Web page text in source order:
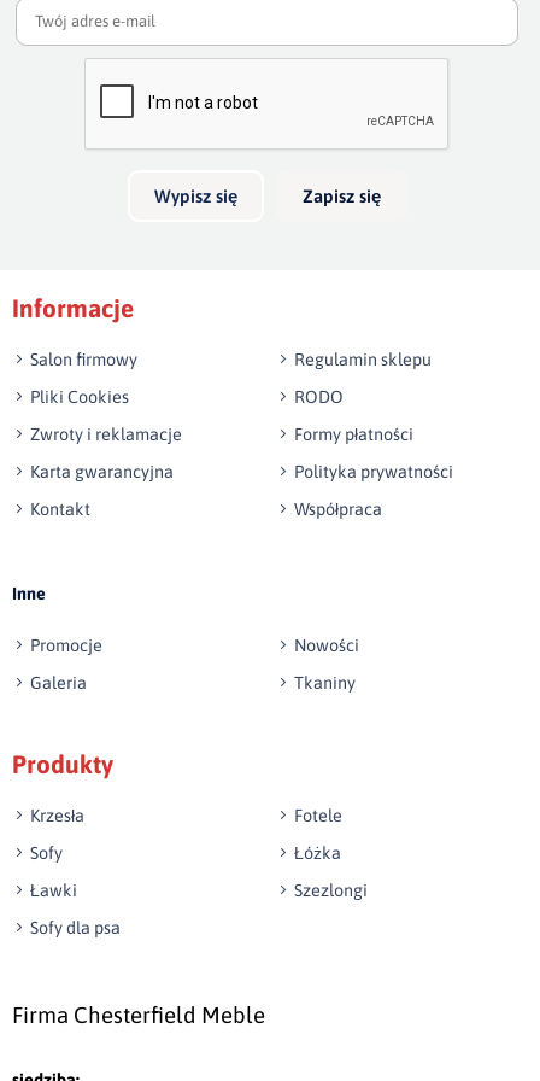
Wyślij opinię
Wypisz się Zapisz się
Informacje
Salon firmowy
Regulamin sklepu
Pliki Cookies
RODO
Zwroty i reklamacje
Formy płatności
Karta gwarancyjna
Polityka prywatności
Kontakt
Współpraca
Inne
Promocje
Nowości
Galeria
Tkaniny
Produkty
Krzesła
Fotele
Sofy
Łóżka
Ławki
Szezlongi
Sofy dla psa
Firma Chesterfield Meble